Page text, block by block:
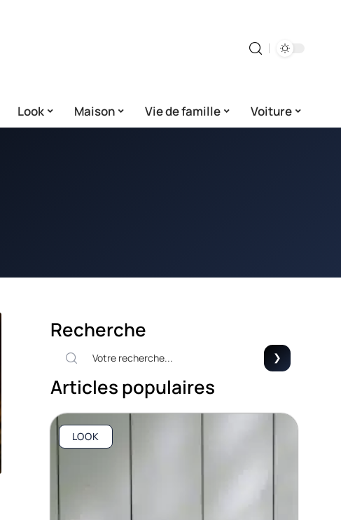
Look Maison Vie de famille Voiture
Recherche
Articles populaires
LOOK